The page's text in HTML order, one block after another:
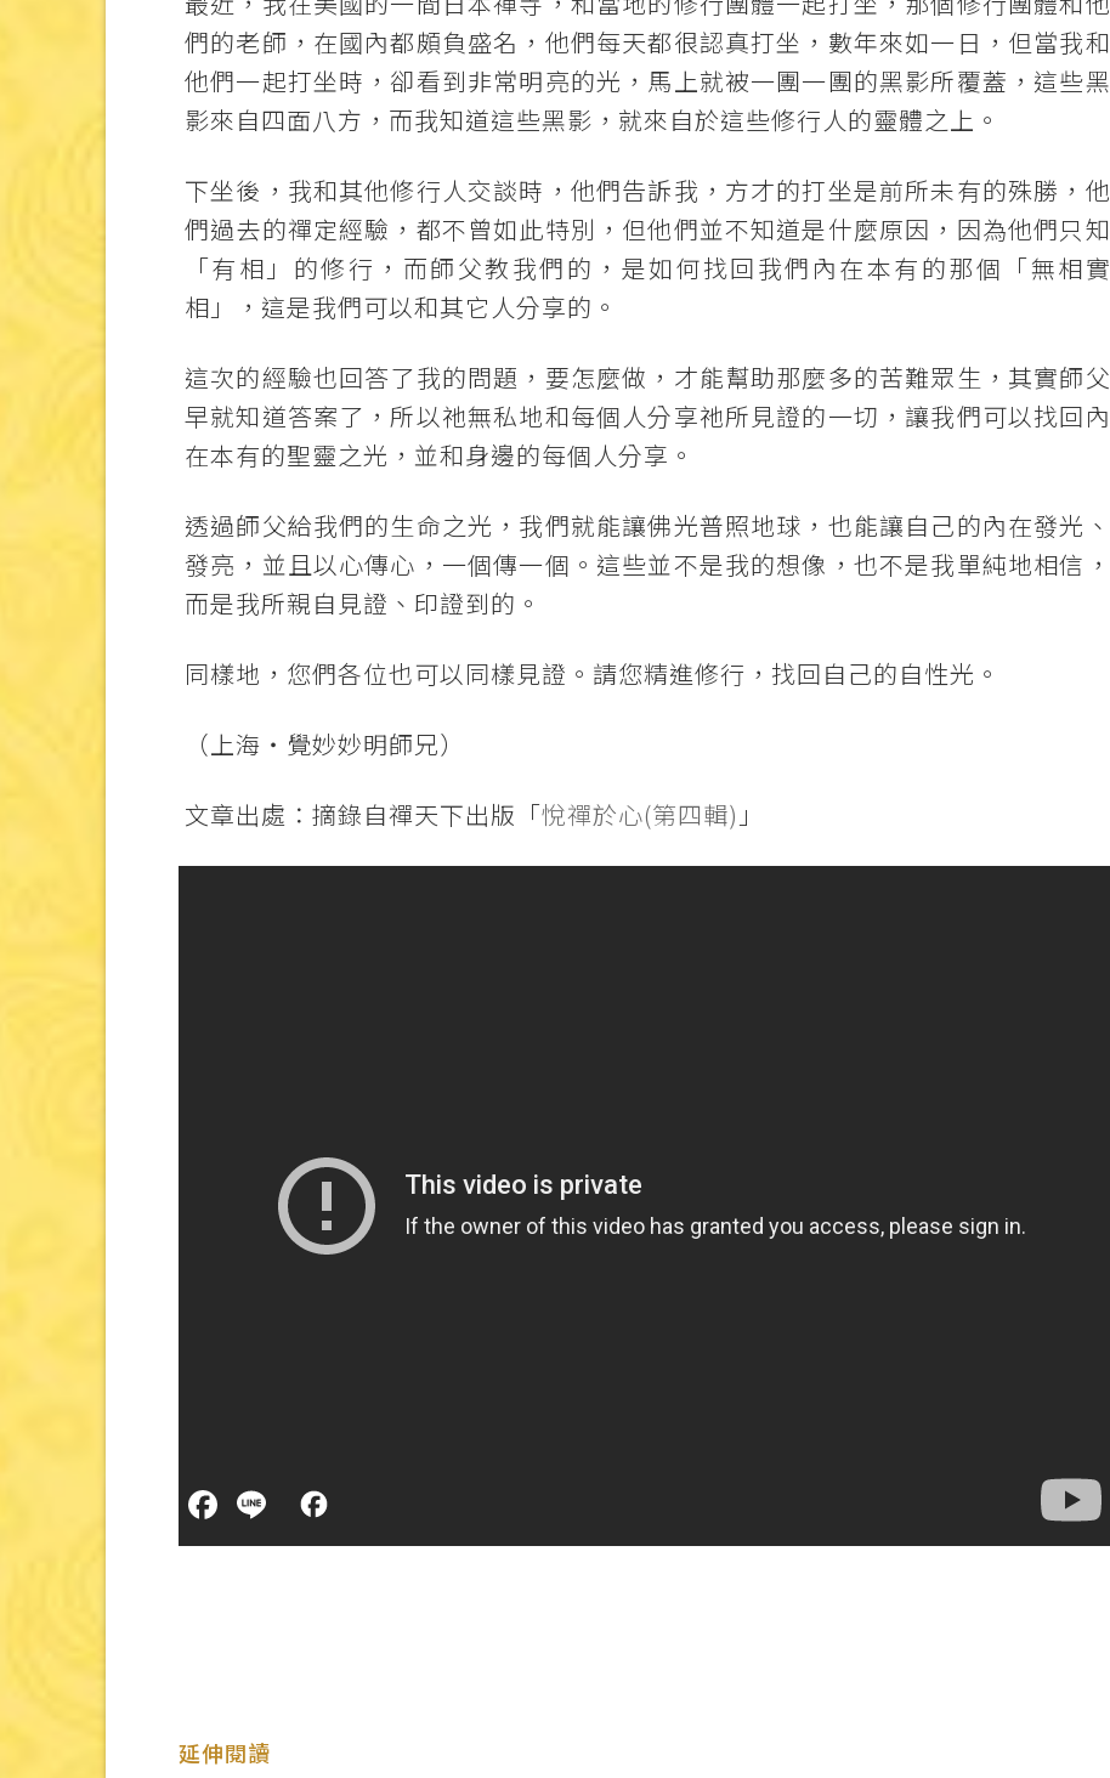
們的老師，在國內都頗負盛名，他們每天都很認真打坐，數年來如一日，但當我和
他們一起打坐時，卻看到非常明亮的光，馬上就被一團一團的黑影所覆蓋，這些黑
影來自四面八方，而我知道這些黑影，就來自於這些修行人的靈體之上。
下坐後，我和其他修行人交談時，他們告訴我，方才的打坐是前所未有的殊勝，他
們過去的禪定經驗，都不曾如此特別，但他們並不知道是什麼原因，因為他們只知
「有相」的修行，而師父教我們的，是如何找回我們內在本有的那個「無相實
相」，這是我們可以和其它人分享的。
這次的經驗也回答了我的問題，要怎麼做，才能幫助那麼多的苦難眾生，其實師父
早就知道答案了，所以祂無私地和每個人分享祂所見證的一切，讓我們可以找回內
在本有的聖靈之光，並和身邊的每個人分享。
透過師父給我們的生命之光，我們就能讓佛光普照地球，也能讓自己的內在發光、
發亮，並且以心傳心，一個傳一個。這些並不是我的想像，也不是我單純地相信，
而是我所親自見證、印證到的。
同樣地，您們各位也可以同樣見證。請您精進修行，找回自己的自性光。
（上海‧覺妙妙明師兄）
文章出處：摘錄自禪天下出版「悅禪於心(第四輯) 」
Facebook
Line
延伸閱讀